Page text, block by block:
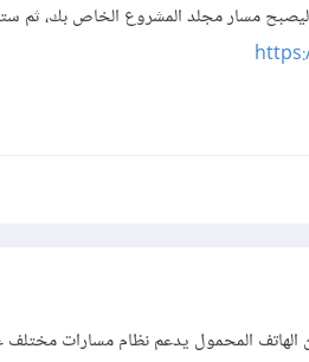
ليصبح مسار مجلد المشروع الخاص بك،
الهاتف المحمول يدعم نظام مسارات